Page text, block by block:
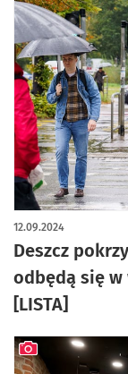
Deszcz
odbędą się w
[LISTA]
12.09.2024